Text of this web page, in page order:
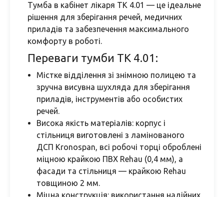
Тумба в кабінет лікаря ТК 4.01 — це ідеальне
рішення для зберігання речей, медичних
приладів та забезпечення максимального
комфорту в роботі.
Переваги тумби ТК 4.01:
Містке відділення зі знімною полицею та
зручна висувна шухляда для зберігання
приладів, інструментів або особистих
речей.
Висока якість матеріалів: корпус і
стільниця виготовлені з ламінованого
ДСП Kronospan, всі робочі торці оброблені
міцною крайкою ПВХ Rehau (0,4 мм), а
фасади та стільниця — крайкою Rehau
товщиною 2 мм.
Міцна конструкція: використання надійних